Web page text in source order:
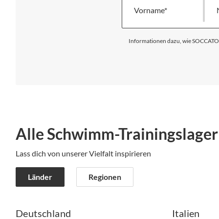
Informationen dazu, wie
Alle Schwimm-Trainingslager
Lass dich von unserer Vielfalt inspirieren
Länder Regionen
Deutschland Italien